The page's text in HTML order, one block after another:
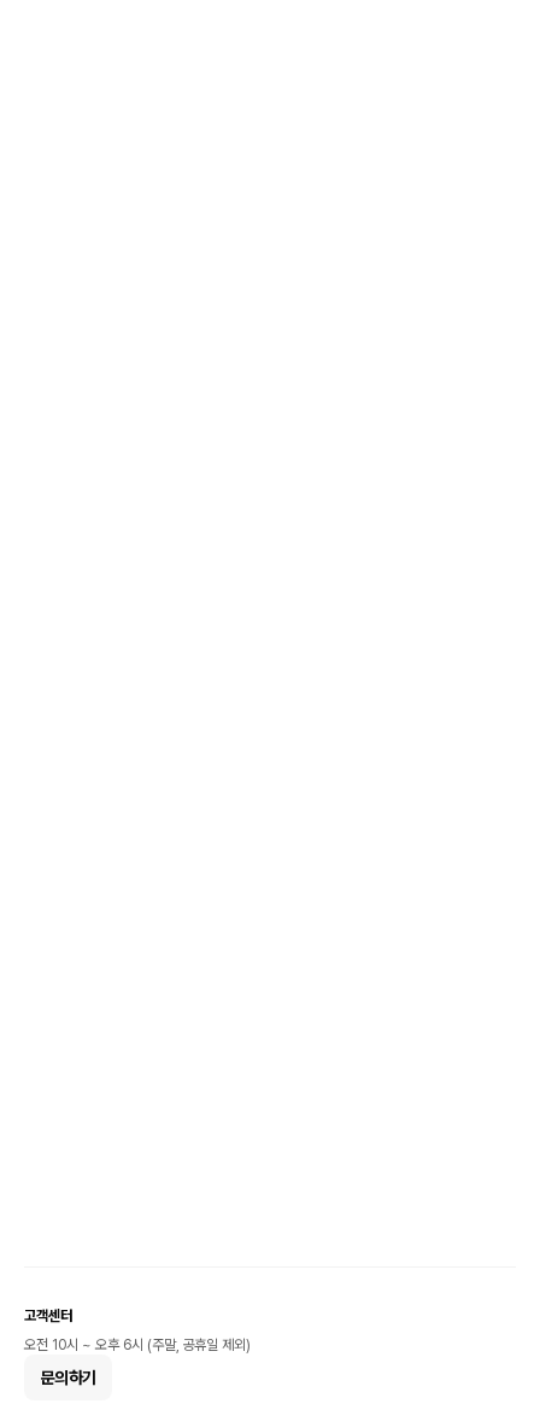
고객센터
오전 10시 ~ 오후 6시 (주말, 공휴일 제외)
문의하기